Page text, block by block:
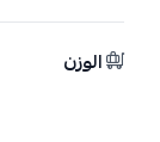
الوزن